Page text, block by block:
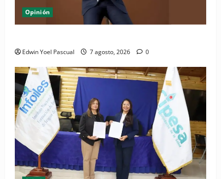
Opinión
Edwin Yoel Pascual 7 agosto, 2026 0